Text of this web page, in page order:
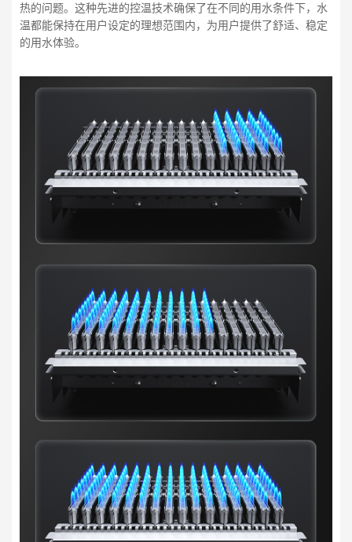
热的问题。这种先进的控温技术确保了在不同的用水条件下，水
温都能保持在用户设定的理想范围内，为用户提供了舒适、稳定
的用水体验。